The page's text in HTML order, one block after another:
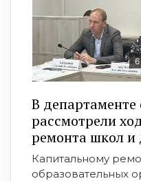
В департаменте
рассмотрели
ремонта школ и
Капитальному
образовательных